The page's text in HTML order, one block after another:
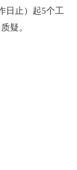
日止）起5个工
疑。